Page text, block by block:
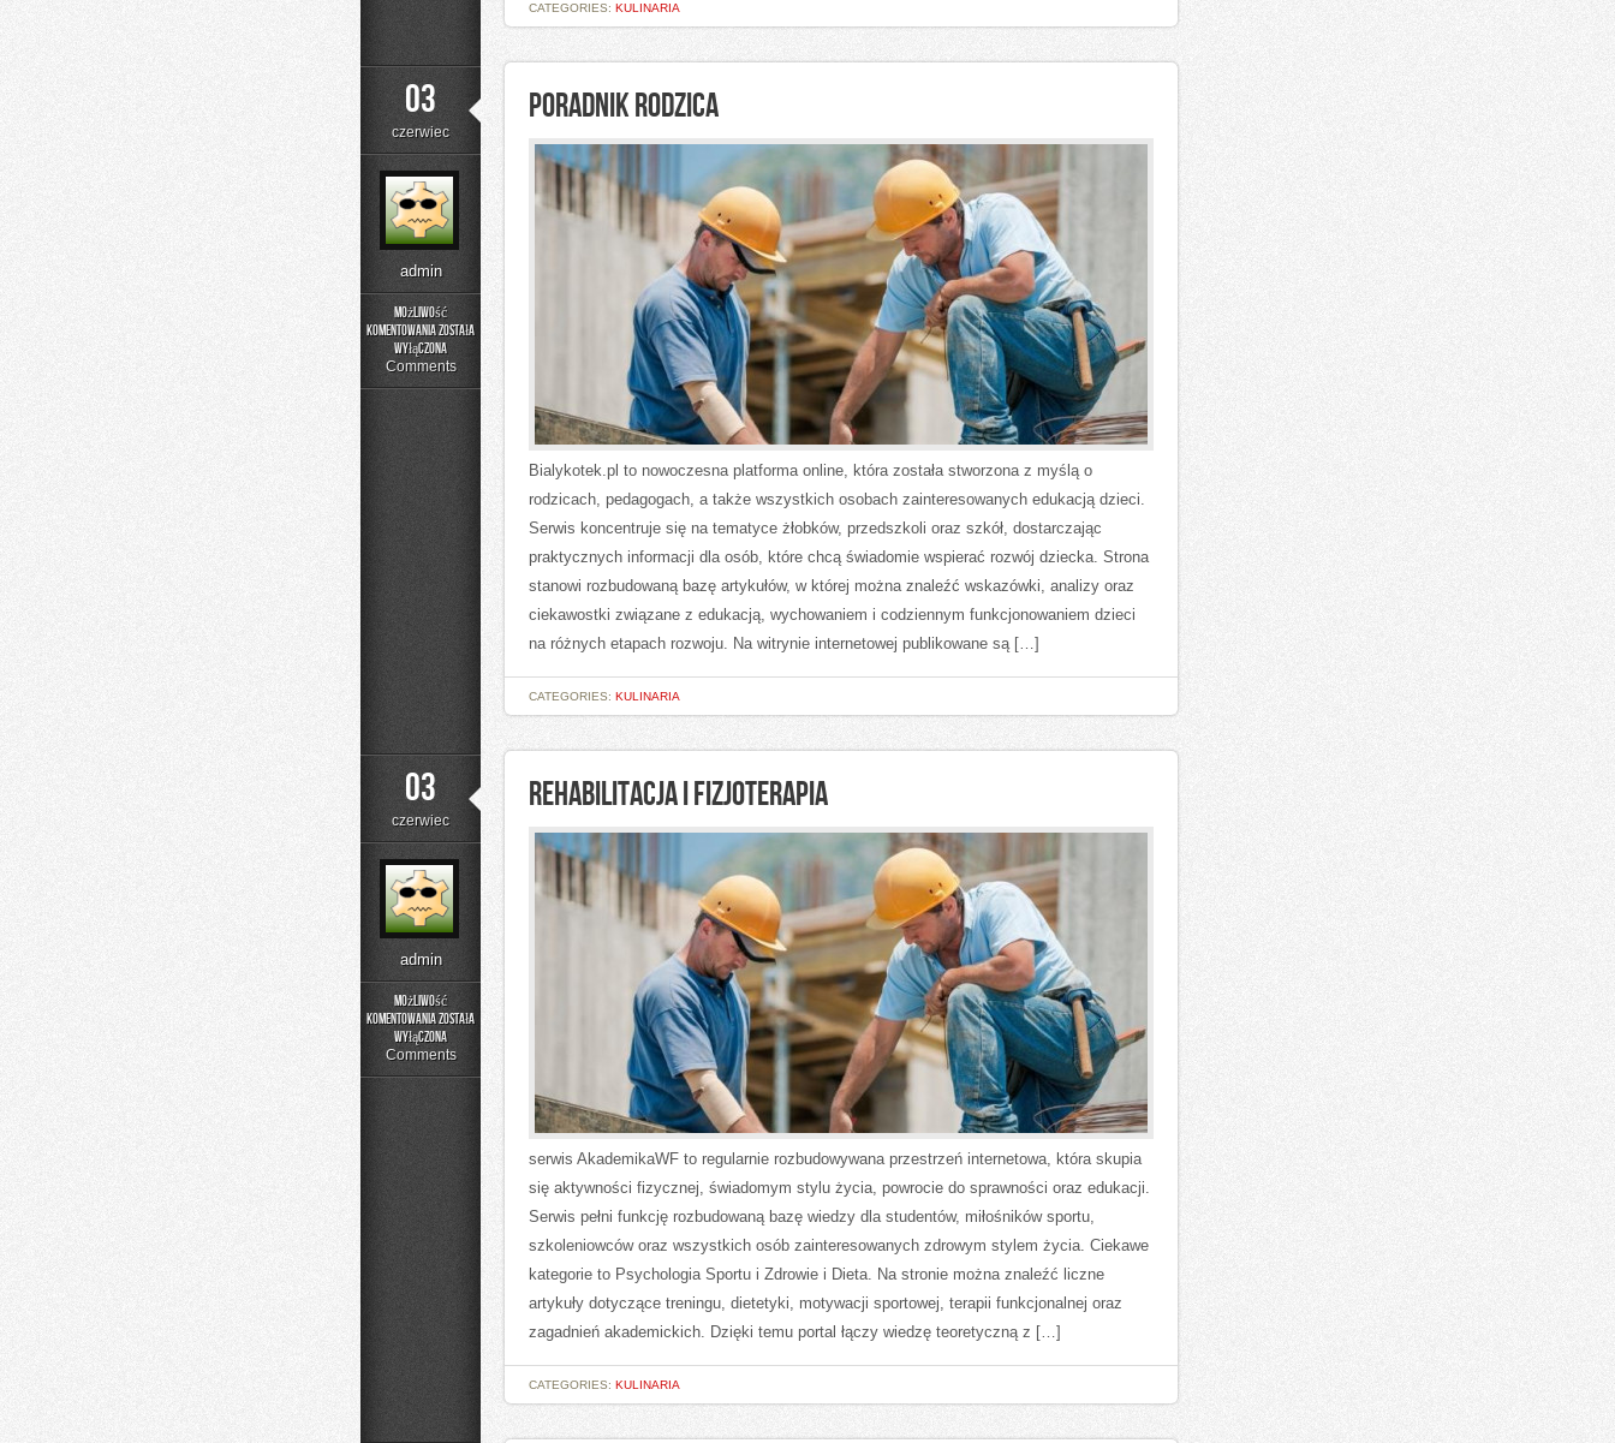
CATEGORIES: KULINARIA
03
czerwiec
admin
Możliwość
komentowania
Poradnik
Rodzica
została
wyłączona
Comments
PORADNIK RODZICA
Bialykotek.pl to nowoczesna platforma online, która została stworzona z myślą o
rodzicach, pedagogach, a także wszystkich osobach zainteresowanych edukacją dzieci.
Serwis koncentruje się na tematyce żłobków, przedszkoli oraz szkół, dostarczając
praktycznych informacji dla osób, które chcą świadomie wspierać rozwój dziecka. Strona
stanowi rozbudowaną bazę artykułów, w której można znaleźć wskazówki, analizy oraz
ciekawostki związane z edukacją, wychowaniem i codziennym funkcjonowaniem dzieci
na różnych etapach rozwoju. Na witrynie internetowej publikowane są […]
CATEGORIES: KULINARIA
03
czerwiec
admin
Możliwość
komentowania
Rehabilitacja
Fizjoterapia
została
wyłączona
Comments
REHABILITACJA I FIZJOTERAPIA
serwis AkademikaWF to regularnie rozbudowywana przestrzeń internetowa, która skupia
się aktywności fizycznej, świadomym stylu życia, powrocie do sprawności oraz edukacji.
Serwis pełni funkcję rozbudowaną bazę wiedzy dla studentów, miłośników sportu,
szkoleniowców oraz wszystkich osób zainteresowanych zdrowym stylem życia. Ciekawe
kategorie to Psychologia Sportu i Zdrowie i Dieta. Na stronie można znaleźć liczne
artykuły dotyczące treningu, dietetyki, motywacji sportowej, terapii funkcjonalnej oraz
zagadnień akademickich. Dzięki temu portal łączy wiedzę teoretyczną z […]
CATEGORIES: KULINARIA